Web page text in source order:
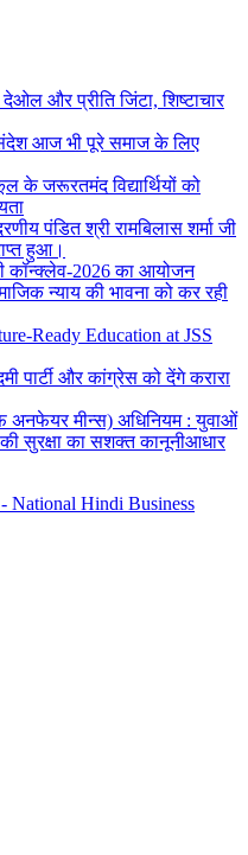
और प्रीति जिंटा, शिष्टाचार
आज भी पूरे समाज के लिए
के जरूरतमंद विद्यार्थियों को
पंडित श्री रामबिलास शर्मा जी
हुआ।
कॉन्क्लेव-2026 का आयोजन
न्याय की भावना को कर रही
Ready Education at JSS
पार्टी और कांग्रेस को देंगे करारा
अनफेयर मीन्स) अधिनियम : युवाओं
की सुरक्षा का सशक्त कानूनीआधार
National Hindi Business